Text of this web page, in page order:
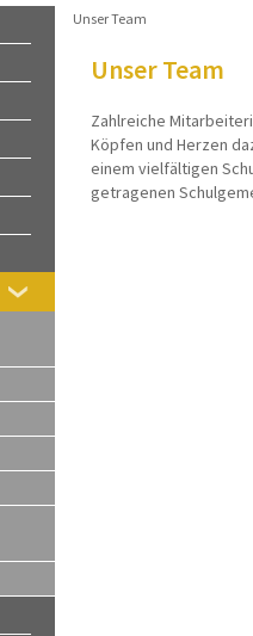
Unser Team
Unser Team
Zahlreiche
Köpfen und Herzen
einem vielfältigen
getragenen